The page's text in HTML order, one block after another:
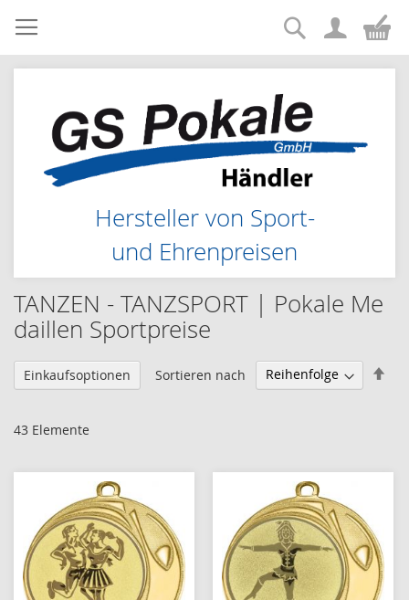
Zum
Inhalt
springen
Hersteller von Sport-
und Ehrenpreisen
Suche
TANZEN - TANZSPORT | Pokale Me
daillen Sportpreise
Einkaufsoptionen
43 Elemente
Sortieren nach